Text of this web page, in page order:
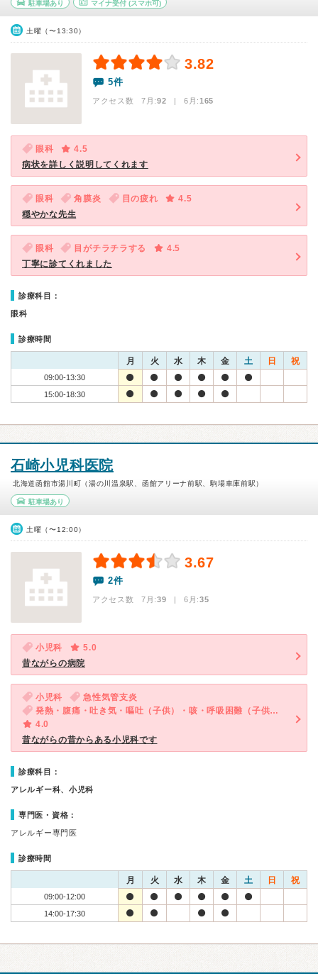
駐車場あり マイナ受付(スマホ可)
土曜（〜13:30）
3.82
5件
アクセス数 7月:92 | 6月:165
眼科
4.5
病状を詳しく説明してくれます
眼科 角膜炎 目の疲れ
4.5
穏やかな先生
眼科 目がチラチラする
4.5
丁寧に診てくれました
診療科目：
眼科
診療時間
月 火 水 木 金 土 日 祝
09:00-13:30
15:00-18:30
石崎小児科医院
北海道函館市湯川町（湯の川温泉駅、函館アリーナ前駅、駒場車庫前駅）
駐車場あり
土曜（〜12:00）
3.67
2件
アクセス数 7月:39 | 6月:35
小児科
5.0
昔ながらの病院
小児科
急性気管支炎
発熱・腹痛・吐き気・嘔吐（子供）・咳・呼吸困難（子供）・泣きやまない（子供）
4.0
昔ながらの昔からある小児科です
診療科目：
アレルギー科、小児科
専門医・資格：
アレルギー専門医
診療時間
月 火 水 木 金 土 日 祝
09:00-12:00
14:00-17:30